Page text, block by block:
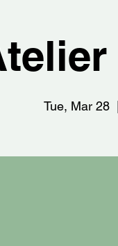
Tue, Mar 28